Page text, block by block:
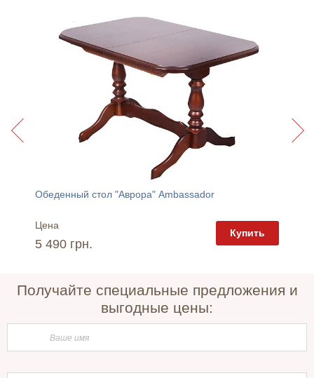
Обеденный стол "Аврора" Ambassador
Цена
5 490 грн.
Купить
Получайте специальные предложения и
выгодные цены: